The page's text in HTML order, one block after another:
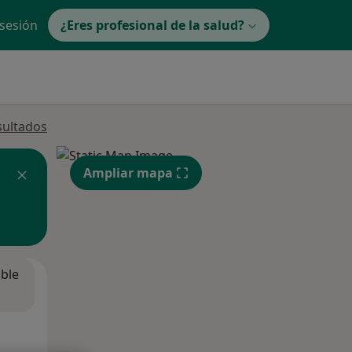
¿Eres profesional de la salud?
Ampliar mapa